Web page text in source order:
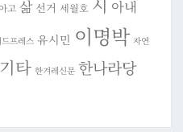
고 삶 선거 세월호 시 아내
프레스 유시민 이명박 자연
타 한겨레신문 한나라당